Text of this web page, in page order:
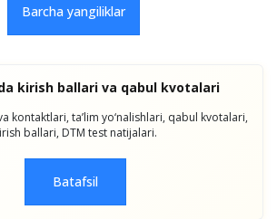
Barcha yangiliklar
kirish ballari va qabul kvotalari
kontaktlari, taʼlim yo‘nalishlari, qabul kvotalari,
ballari, DTM test natijalari.
Batafsil